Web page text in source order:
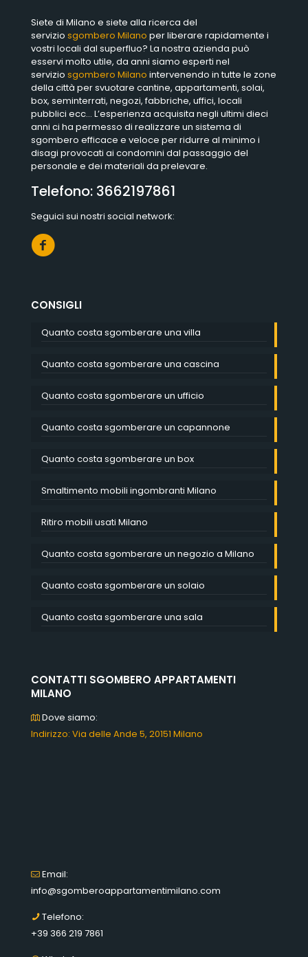
Siete di Milano e siete alla ricerca del
servizio sgombero Milano per liberare rapidamente i
vostri locali dal superfluo? La nostra azienda può
esservi molto utile, da anni siamo esperti nel
servizio sgombero Milano intervenendo in tutte le zone
della città per svuotare cantine, appartamenti, solai,
box, seminterrati, negozi, fabbriche, uffici, locali
pubblici ecc… L’esperienza acquisita negli ultimi dieci
anni ci ha permesso di realizzare un sistema di
sgombero efficace e veloce per ridurre al minimo i
disagi provocati ai condomini dal passaggio del
personale e dei materiali da prelevare.
Telefono: 3662197861
Seguici sui nostri social network:
CONSIGLI
Quanto costa sgomberare una villa
Quanto costa sgomberare una cascina
Quanto costa sgomberare un ufficio
Quanto costa sgomberare un capannone
Quanto costa sgomberare un box
Smaltimento mobili ingombranti Milano
Ritiro mobili usati Milano
Quanto costa sgomberare un negozio a Milano
Quanto costa sgomberare un solaio
Quanto costa sgomberare una sala
CONTATTI SGOMBERO APPARTAMENTI
MILANO
Dove siamo:
Indirizzo: Via delle Ande 5, 20151 Milano
Email:
info@sgomberoappartamentimilano.com
Telefono:
+39 366 219 7861